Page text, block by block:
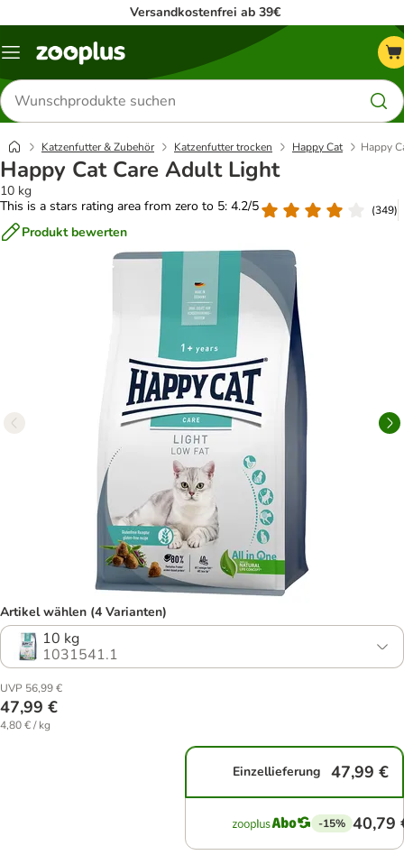
Versandkostenfrei ab 39€
Menü
Produkte
suchen
Katzenfutter & Zubehör Katzenfutter trocken Happy Cat Happy
Happy Cat Care Adult Light
10 kg
This is a stars rating area from zero to 5: 4.2/5
(349)
Produkt bewerten
Artikel wählen (4 Varianten)
10 kg
1031541.1
UVP 56,99 €
47,99 €
4,80 € / kg
Einzellieferung 47,99 €
-15% 40,79